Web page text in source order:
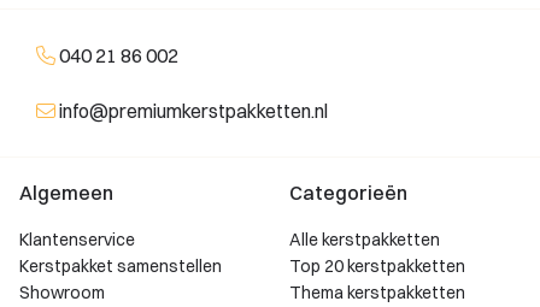
040 21 86 002
info@premiumkerstpakketten.nl
Algemeen
Klantenservice
Kerstpakket samenstellen
Showroom
Categorieën
Alle kerstpakketten
Top 20 kerstpakketten
Thema kerstpakketten